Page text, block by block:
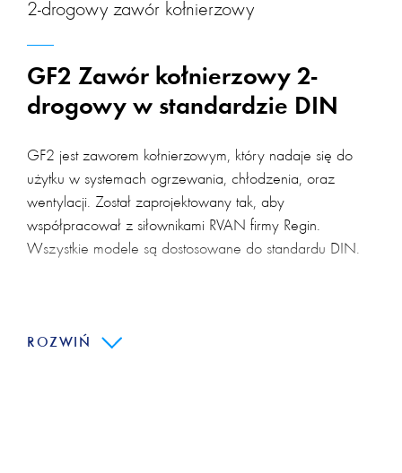
2-drogowy zawór kołnierzowy
GF2 Zawór kołnierzowy 2-
drogowy w standardzie DIN
GF2 jest zaworem kołnierzowym, który nadaje się do
użytku w systemach ogrzewania, chłodzenia, oraz
wentylacji. Został zaprojektowany tak, aby
współpracował z siłownikami RVAN firmy Regin.
Wszystkie modele są dostosowane do standardu DIN.
ROZWIŃ